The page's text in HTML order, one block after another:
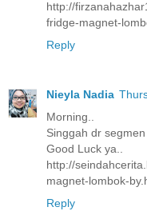
http://
fridge-magnet-
Reply
Nieyla Nadia
Morning..
Singgah dr
Good Luck ya..
http://
magnet-lombok-
Reply